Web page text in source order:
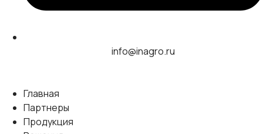
info@inagro.ru
Главная
Партнеры
Продукция